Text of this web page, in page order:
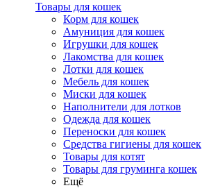
Товары для кошек
Корм для кошек
Амуниция для кошек
Игрушки для кошек
Лакомства для кошек
Лотки для кошек
Мебель для кошек
Миски для кошек
Наполнители для лотков
Одежда для кошек
Переноски для кошек
Средства гигиены для кошек
Товары для котят
Товары для груминга кошек
Ещё